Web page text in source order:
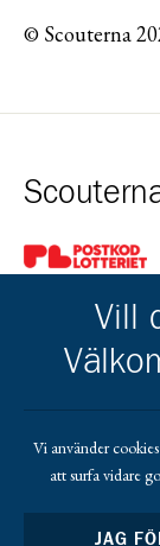
© Scouterna
Gå till pl_50
Gå till https://
Vill
Vi använder
att surfa vidare
JAG